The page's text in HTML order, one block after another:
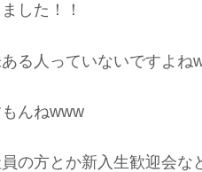
した！！
る人っていないですよね
んねwww
の方とか新入生歓迎会な